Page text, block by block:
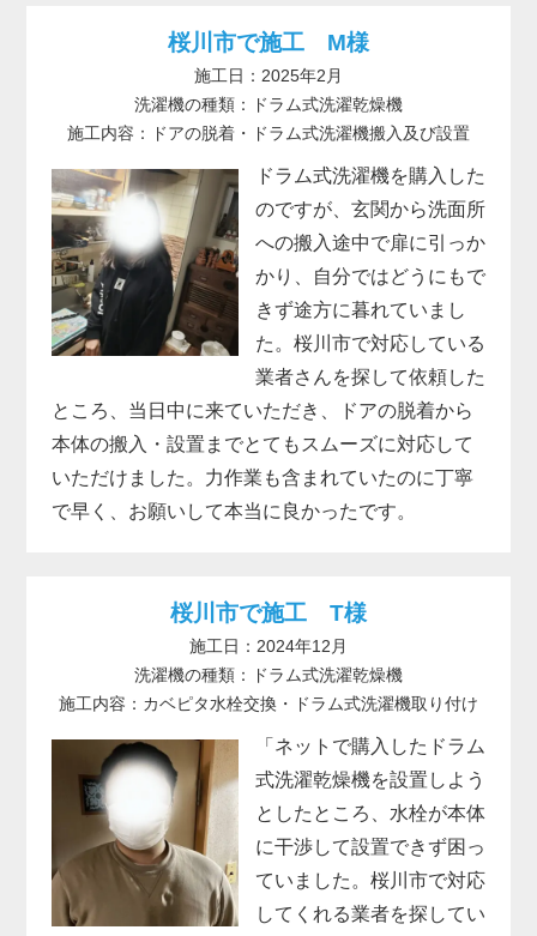
桜川市で施工 M様
施工日：2025年2月
洗濯機の種類：ドラム式洗濯乾燥機
施工内容：ドアの脱着・ドラム式洗濯機搬入及び設置
ドラム式洗濯機を購入した
のですが、玄関から洗面所
への搬入途中で扉に引っか
かり、自分ではどうにもで
きず途方に暮れていまし
た。桜川市で対応している
業者さんを探して依頼した
ところ、当日中に来ていただき、ドアの脱着から
本体の搬入・設置までとてもスムーズに対応して
いただけました。力作業も含まれていたのに丁寧
で早く、お願いして本当に良かったです。
桜川市で施工 T様
施工日：2024年12月
洗濯機の種類：ドラム式洗濯乾燥機
施工内容：カベピタ水栓交換・ドラム式洗濯機取り付け
「ネットで購入したドラム
式洗濯乾燥機を設置しよう
としたところ、水栓が本体
に干渉して設置できず困っ
ていました。桜川市で対応
してくれる業者を探してい